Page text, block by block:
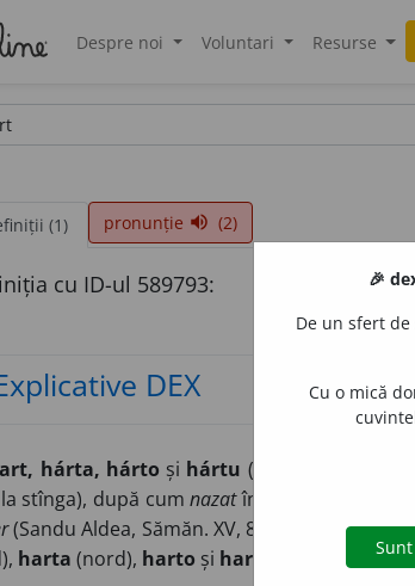
Despre noi Voluntari Resurse
(1) pronunție volume_up (2)
cu ID-ul 589793:
DEX
hárta, hárto și hártu (ung.
stînga), după cumnazatînseamnă „înapoĭ”.
(Sandu Aldea, Sămăn. XV, 870); pluta,
harta (nord), harto și hartu (Mold. sud),
🎉
De un sfert
Cu o mică